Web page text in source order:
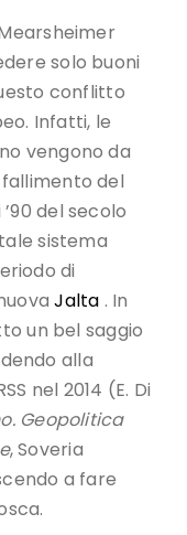
solo buoni
conflitto
Infatti, le
vengono da
del
del secolo
sistema
di
Jalta . In
un bel saggio
alla
nel 2014 (E. Di
Geopolitica
, Soveria
a fare